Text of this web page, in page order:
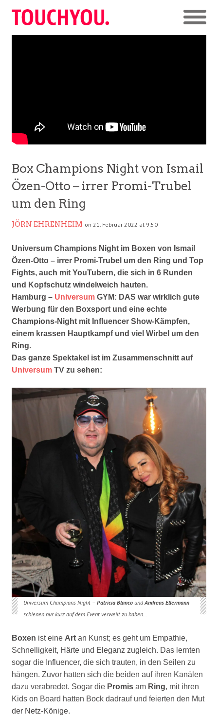
Box Champions Night von Ismail
Özen-Otto – irrer Promi-Trubel
um den Ring
JÖRN EHRENHEIM on 21. Februar 2022 at 9:50
Universum Champions Night im Boxen von Ismail
Özen-Otto – irrer Promi-Trubel um den Ring und Top
Fights, auch mit YouTubern, die sich in 6 Runden
und Kopfschutz windelweich hauten.
Hamburg – Universum GYM: DAS war wirklich gute
Werbung für den Boxsport und eine echte
Champions-Night mit Influencer Show-Kämpfen,
einem krassen Hauptkampf und viel Wirbel um den
Ring.
Das ganze Spektakel ist im Zusammenschnitt auf
Universum TV zu sehen:
Universum Champions Night – Patricia BlancoundAndreas Ellermann
schienen nur kurz auf dem Event verweilt zu haben…
Boxen ist eine Art an Kunst; es geht um Empathie,
Schnelligkeit, Härte und Eleganz zugleich. Das lernten
sogar die Influencer, die sich trauten, in den Seilen zu
hängen. Zuvor hatten sich die beiden auf ihren Kanälen
dazu verabredet. Sogar die Promis am Ring, mit ihren
Kids on Board hatten Bock dadrauf und feierten den Mut
der Netz-Könige.